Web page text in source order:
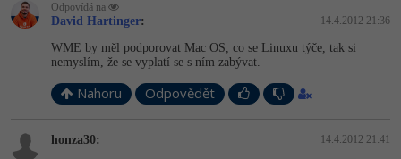
Fórum
Odpovídá na
David Hartinger: 14.4.2012 21:36
WME by měl podporovat Mac OS, co se Linuxu týče, tak si
nemyslím, že se vyplatí se s ním zabývat.
Nahoru Odpovědět
honza30: 14.4.2012 21:41